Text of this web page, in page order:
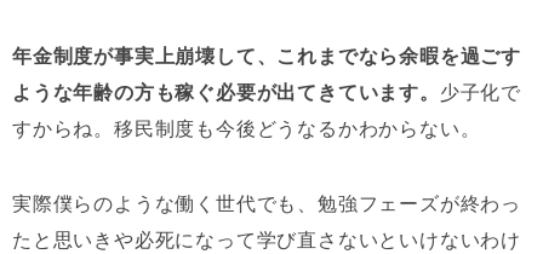
年金制度が事実上崩壊して、これまでなら余暇を過ごす
ような年齢の方も稼ぐ必要が出てきています。 少子化で
すからね。移民制度も今後どうなるかわからない。
実際僕らのような働く世代でも、勉強フェーズが終わっ
たと思いきや必死になって学び直さないといけないわけ